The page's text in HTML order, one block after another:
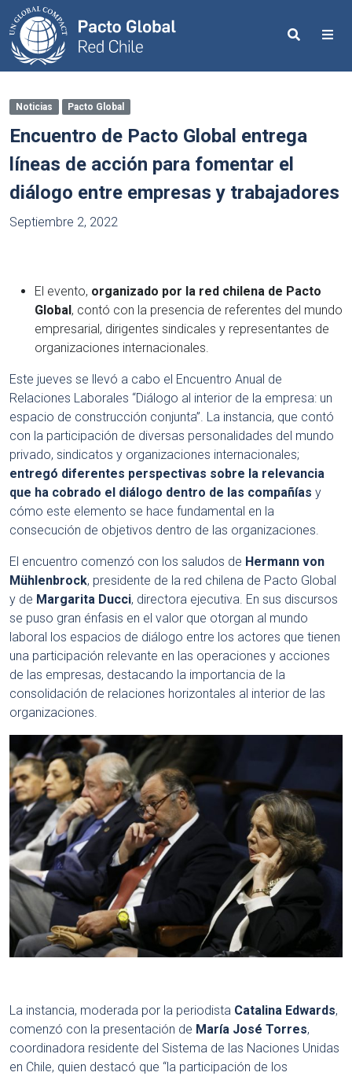
Search
Noticias Pacto Global
Encuentro de Pacto Global entrega
líneas de acción para fomentar el
diálogo entre empresas y trabajadores
Septiembre 2, 2022
El evento, organizado por la red chilena de Pacto
Global, contó con la presencia de referentes del mundo
empresarial, dirigentes sindicales y representantes de
organizaciones internacionales.
Este jueves se llevó a cabo el Encuentro Anual de
Relaciones Laborales “Diálogo al interior de la empresa: un
espacio de construcción conjunta”. La instancia, que contó
con la participación de diversas personalidades del mundo
privado, sindicatos y organizaciones internacionales;
entregó diferentes perspectivas sobre la relevancia
que ha cobrado el diálogo dentro de las compañías y
cómo este elemento se hace fundamental en la
consecución de objetivos dentro de las organizaciones.
El encuentro comenzó con los saludos de Hermann von
Mühlenbrock, presidente de la red chilena de Pacto Global
y de Margarita Ducci, directora ejecutiva. En sus discursos
se puso gran énfasis en el valor que otorgan al mundo
laboral los espacios de diálogo entre los actores que tienen
una participación relevante en las operaciones y acciones
de las empresas, destacando la importancia de la
consolidación de relaciones horizontales al interior de las
organizaciones.
La instancia, moderada por la periodista Catalina Edwards,
comenzó con la presentación de María José Torres,
coordinadora residente del Sistema de las Naciones Unidas
en Chile, quien destacó que “la participación de los